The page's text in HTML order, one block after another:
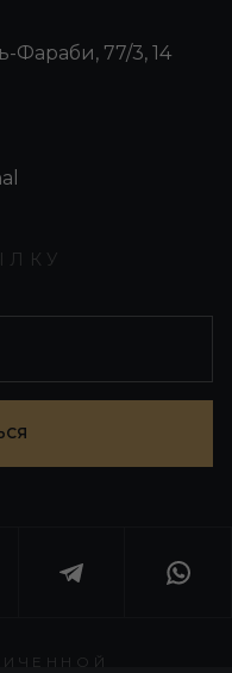
Фараби, 77/3, 14